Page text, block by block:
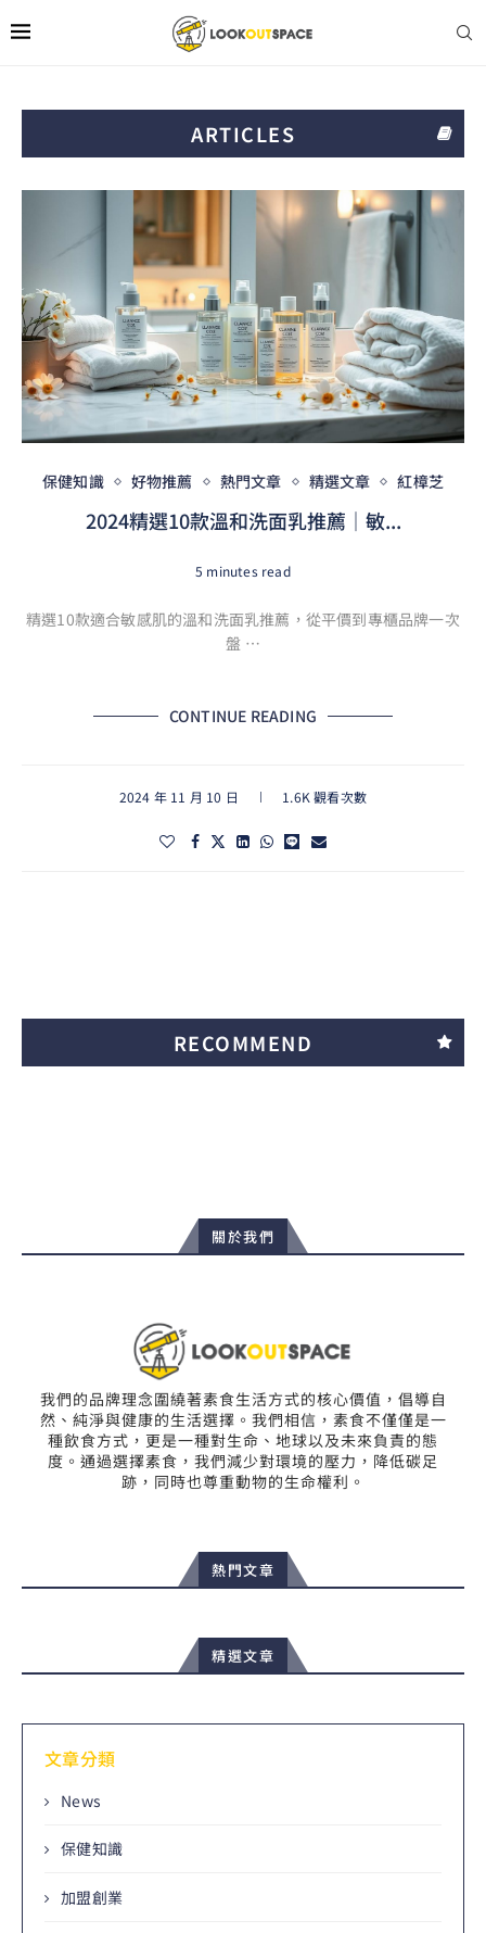
ARTICLES
保健知識 好物推薦 熱門文章 精選文章 紅樟芝
2024精選10款溫和洗面乳推薦｜敏...
5 minutes read
精選10款適合敏感肌的溫和洗面乳推薦，從平價到專櫃品牌一次
盤 …
CONTINUE READING
2024 年 11 月 10 日 1.6K 觀看次數
RECOMMEND
關於我們
我們的品牌理念圍繞著素食生活方式的核心價值，倡導自
然、純淨與健康的生活選擇。我們相信，素食不僅僅是一
種飲食方式，更是一種對生命、地球以及未來負責的態
度。通過選擇素食，我們減少對環境的壓力，降低碳足
跡，同時也尊重動物的生命權利。
熱門文章
精選文章
文章分類
News
保健知識
加盟創業